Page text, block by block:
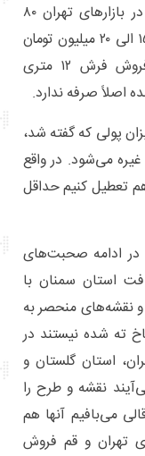
او در ادامه با بیان اینکه فرش‌هایی که در بازارهای تهران ۸۰
میلیون تومان فروخته می‌شوند از بافنده ۱۵ الی ۲۰ میلیون تومان
هم خریداری نمی‌شود در صورتی که فروش فرش ۱۲ متری
این میزان پولی که گفته شد،
می‌شود. در واقع
هم تعطیل کنیم حداقل
ادامه صحبت‌های
استان سمنان با
و نقشه‌های منحصر به
ته شده نیستند در
استان گلستان و
نقشه و طرح را
می‌بافیم آنها هم
تهران و قم فروش